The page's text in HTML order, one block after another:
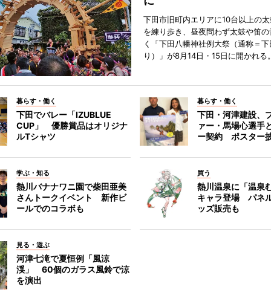
下田市旧町内エリアに10台以上の
を練り歩き、昼夜問わず太鼓や笛
く「下田八幡神社例大祭（通称＝
り）」が8月14日・15日に開かれる
暮らす・働く
下田でバレー「IZUBLUE
CUP」 優勝賞品はオリジナ
ルTシャツ
暮らす・働く
下田・河津建設、
ァー・馬場心選手
ー契約 ポスター
学ぶ・知る
熱川バナナワニ園で柴田亜美
さんトークイベント 新作ビ
ールでのコラボも
買う
熱川温泉に「温泉
キャラ登場 パネ
ッズ販売も
見る・遊ぶ
河津七滝で夏恒例「風涼
渓」 60個のガラス風鈴で涼
を演出